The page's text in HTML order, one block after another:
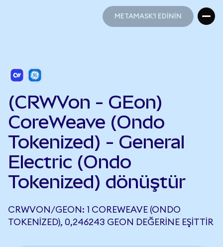
METAMASK'I EDİNİN
(CRWVon - GEon)
CoreWeave (Ondo
Tokenized) - General
Electric (Ondo
Tokenized) dönüştür
CRWVON/GEON: 1 COREWEAVE (ONDO
TOKENIZED), 0,246243 GEON DEĞERINE EŞITTIR